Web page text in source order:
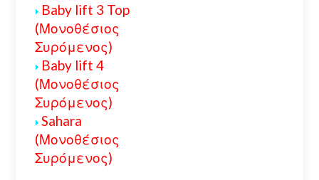
Baby lift 3 Top
(Μονοθέσιος
Συρόμενος)
Baby lift 4
(Μονοθέσιος
Συρόμενος)
Sahara
(Μονοθέσιος
Συρόμενος)